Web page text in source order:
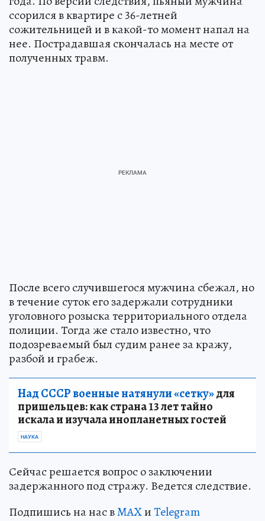
ссорился в квартире с 36-летней
сожительницей и в какой-то момент напал на
нее. Пострадавшая скончалась на месте от
полученных травм.
После всего случившегося мужчина сбежал, но
в течение суток его задержали сотрудники
уголовного розыска территориального отдела
полиции. Тогда же стало известно, что
подозреваемый был судим ранее за кражу,
разбой и грабеж.
Над СССР военные натянули «сетку»для
пришельцев: как страна 13 лет тайно
искала и изучала инопланетных гостей
НАУКА
Сейчас решается вопрос о заключении
задержанного под стражу. Ведется следствие.
Подпишись на нас вMAXиTelegram